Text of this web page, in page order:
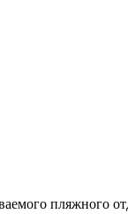
пляжного